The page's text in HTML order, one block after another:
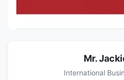
Mr.
International